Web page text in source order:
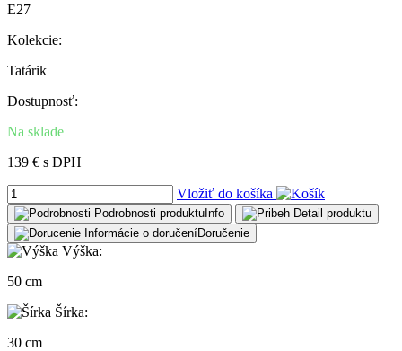
E27
Kolekcie:
Tatárik
Dostupnosť:
Na sklade
139 € s DPH
Vložiť do košíka
Podrobnosti produktu Info Detail produktu
Informácie o doručeníDoručenie
Výška:
50 cm
Šírka:
30 cm